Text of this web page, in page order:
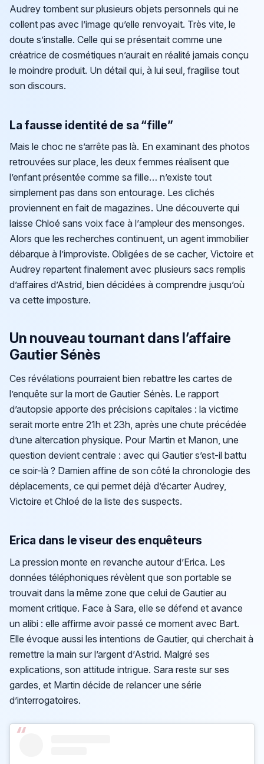
Audrey tombent sur plusieurs objets personnels qui ne
collent pas avec l’image qu’elle renvoyait. Très vite, le
doute s’installe. Celle qui se présentait comme une
créatrice de cosmétiques n’aurait en réalité jamais conçu
le moindre produit. Un détail qui, à lui seul, fragilise tout
son discours.
La fausse identité de sa “fille”
Mais le choc ne s’arrête pas là. En examinant des photos
retrouvées sur place, les deux femmes réalisent que
l’enfant présentée comme sa fille… n’existe tout
simplement pas dans son entourage. Les clichés
proviennent en fait de magazines. Une découverte qui
laisse Chloé sans voix face à l’ampleur des mensonges.
Alors que les recherches continuent, un agent immobilier
débarque à l’improviste. Obligées de se cacher, Victoire et
Audrey repartent finalement avec plusieurs sacs remplis
d’affaires d’Astrid, bien décidées à comprendre jusqu’où
va cette imposture.
Un nouveau tournant dans l’affaire
Gautier Sénès
Ces révélations pourraient bien rebattre les cartes de
l’enquête sur la mort de Gautier Sénès. Le rapport
d’autopsie apporte des précisions capitales : la victime
serait morte entre 21h et 23h, après une chute précédée
d’une altercation physique. Pour Martin et Manon, une
question devient centrale : avec qui Gautier s’est-il battu
ce soir-là ? Damien affine de son côté la chronologie des
déplacements, ce qui permet déjà d’écarter Audrey,
Victoire et Chloé de la liste des suspects.
Erica dans le viseur des enquêteurs
La pression monte en revanche autour d’Erica. Les
données téléphoniques révèlent que son portable se
trouvait dans la même zone que celui de Gautier au
moment critique. Face à Sara, elle se défend et avance
un alibi : elle affirme avoir passé ce moment avec Bart.
Elle évoque aussi les intentions de Gautier, qui cherchait à
remettre la main sur l’argent d’Astrid. Malgré ses
explications, son attitude intrigue. Sara reste sur ses
gardes, et Martin décide de relancer une série
d’interrogatoires.